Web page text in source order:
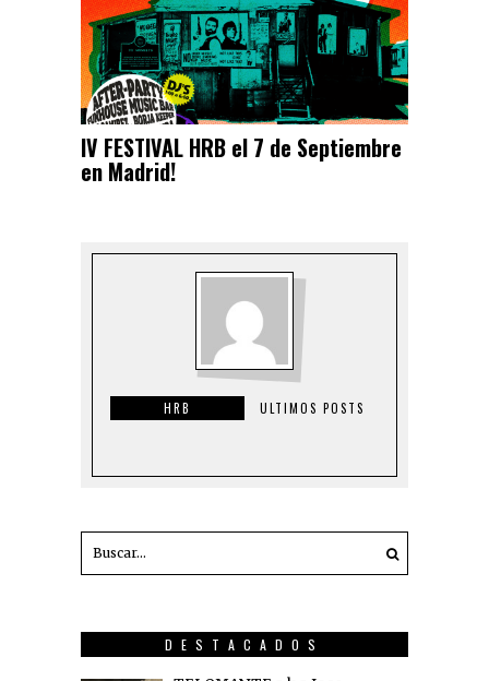
IV FESTIVAL HRB el 7 de Septiembre
en Madrid!
HRB ULTIMOS POSTS
DESTACADOS